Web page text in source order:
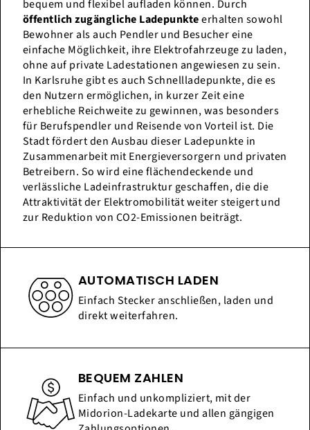
bequem und flexibel aufladen können. Durch
öffentlich zugängliche Ladepunkteerhalten sowohl
Bewohner als auch Pendler und Besucher eine
einfache Möglichkeit, ihre Elektrofahrzeuge zu laden,
ohne auf private Ladestationen angewiesen zu sein.
In Karlsruhe gibt es auch Schnellladepunkte, die es
den Nutzern ermöglichen, in kurzer Zeit eine
erhebliche Reichweite zu gewinnen, was besonders
für Berufspendler und Reisende von Vorteil ist. Die
Stadt fördert den Ausbau dieser Ladepunkte in
Zusammenarbeit mit Energieversorgern und privaten
Betreibern. So wird eine flächendeckende und
verlässliche Ladeinfrastruktur geschaffen, die die
Attraktivität der Elektromobilität weiter steigert und
zur Reduktion von CO2-Emissionen beiträgt.
AUTOMATISCH LADEN
Einfach Stecker anschließen, laden und
direkt weiterfahren.
BEQUEM ZAHLEN
Einfach und unkompliziert, mit der
Midorion-Ladekarte und allen gängigen